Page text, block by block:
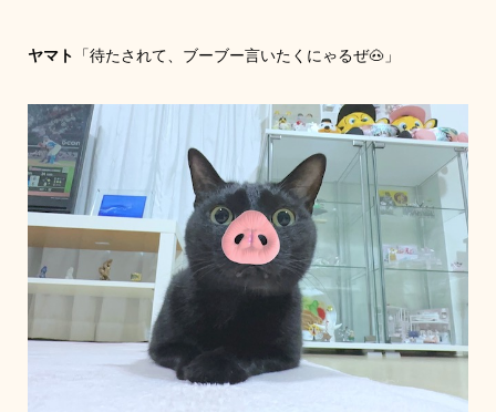
ヤマト 「待たされて、ブーブー言いたくにゃるぜ🐽」